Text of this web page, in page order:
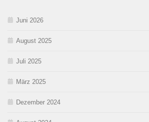
Juni 2026
August 2025
Juli 2025
März 2025
Dezember 2024